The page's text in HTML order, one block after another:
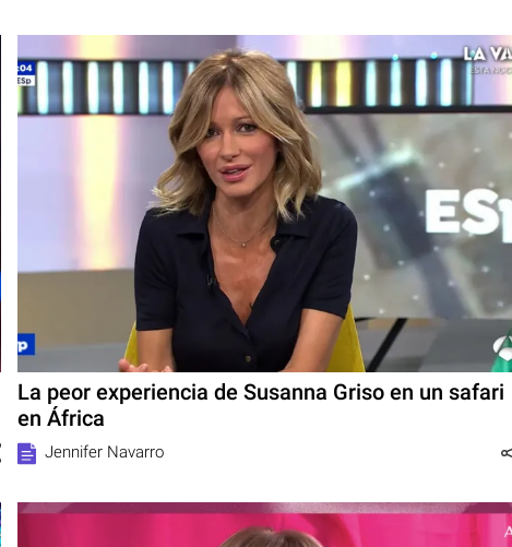
La peor experiencia de Susanna Griso en un safari
en África
Jennifer Navarro